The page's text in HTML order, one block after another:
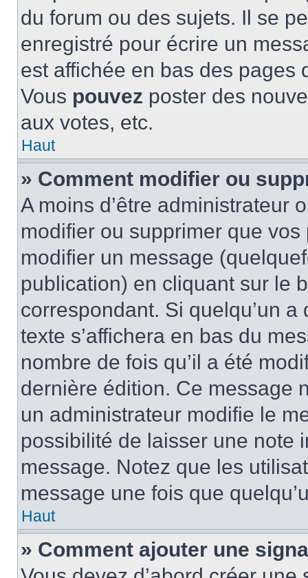
du forum ou des sujets. Il se
enregistré pour écrire un
est affichée en bas des pages
Vous pouvez poster des
aux votes, etc.
Haut
» Comment modifier ou
A moins d’être administrateur
modifier ou supprimer que
modifier un message
publication) en cliquant sur le
correspondant. Si quelqu’un
texte s’affichera en bas du
nombre de fois qu’il a été
dernière édition. Ce message
un administrateur modifie le
possibilité de laisser une note
message. Notez que les
message une fois que
Haut
» Comment ajouter une